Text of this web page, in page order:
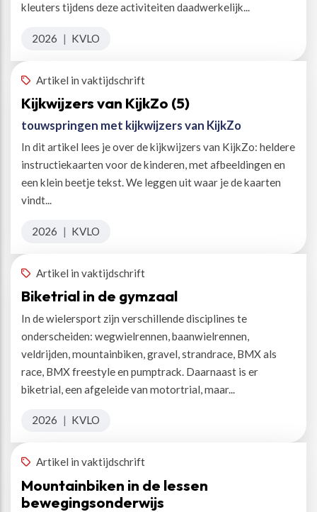
kleuters tijdens deze activiteiten daadwerkelijk...
2026 | KVLO
Artikel in vaktijdschrift
Kijkwijzers van KijkZo (5)
touwspringen met kijkwijzers van KijkZo
In dit artikel lees je over de kijkwijzers van KijkZo: heldere
instructiekaarten voor de kinderen, met afbeeldingen en
een klein beetje tekst. We leggen uit waar je de kaarten
vindt...
2026 | KVLO
Artikel in vaktijdschrift
Biketrial in de gymzaal
In de wielersport zijn verschillende disciplines te
onderscheiden: wegwielrennen, baanwielrennen,
veldrijden, mountainbiken, gravel, strandrace, BMX als
race, BMX freestyle en pumptrack. Daarnaast is er
biketrial, een afgeleide van motortrial, maar...
2026 | KVLO
Artikel in vaktijdschrift
Mountainbiken in de lessen
bewegingsonderwijs